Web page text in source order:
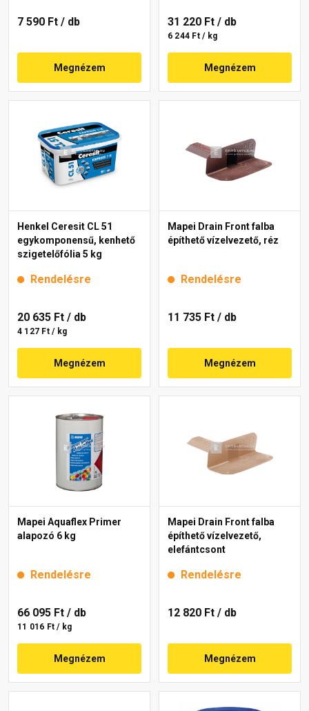
7 590 Ft / db
Megnézem
31 220 Ft / db
6 244 Ft / kg
Megnézem
Henkel Ceresit CL 51
egykomponensű, kenhető
szigetelőfólia 5 kg
Rendelésre
20 635 Ft / db
4 127 Ft / kg
Megnézem
Mapei Drain Front falba
építhető vízelvezető, réz
Rendelésre
11 735 Ft / db
Megnézem
Mapei Aquaflex Primer
alapozó 6 kg
Rendelésre
66 095 Ft / db
11 016 Ft / kg
Megnézem
Mapei Drain Front falba
építhető vízelvezető,
elefántcsont
Rendelésre
12 820 Ft / db
Megnézem